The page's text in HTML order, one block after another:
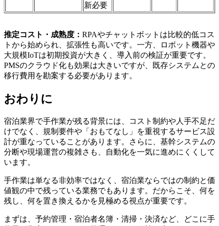
新必要
推定コスト・成熟度： RPAやチャットボットは比較的低コス
トから始められ、拡張性も高いです。一方、ロボット機器や
大規模IoTは初期投資が大きく、導入前の検証が重要です。
PMSのクラウド化も効果は大きいですが、既存システムとの
移行費用を勘案する必要があります。
おわりに
宿泊業界で手作業が残る背景には、コスト制約や人手不足だ
けでなく、規制要件や「おもてなし」を重視するサービス設
計が重なっていることがあります。さらに、基幹システムの
分断や現場運営の複雑さも、自動化を一気に進めにくくして
います。
手作業は単なる非効率ではなく、宿泊業ならではの制約と価
値観の中で残っている業務でもあります。だからこそ、何を
残し、何を置き換えるかを見極める視点が重要です。
まずは、予約管理・宿泊者名簿・清掃・決済など、どこに手